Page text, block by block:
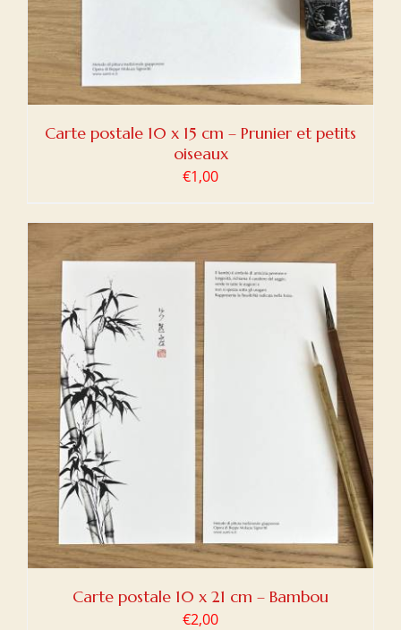
Carte postale 10 x 15 cm – Prunier et petits
oiseaux
€1,00
Carte postale 10 x 21 cm – Bambou
€2,00